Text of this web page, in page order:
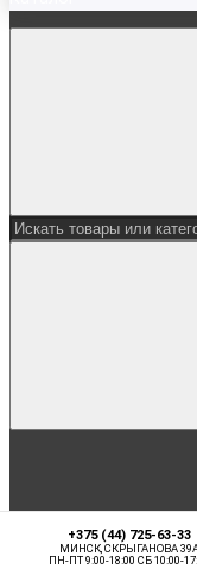
+375 (44) 725-63-33
МИНСК, СКРЫГАНОВА
ПН-ПТ 9:00-18:00 СБ 10:00-